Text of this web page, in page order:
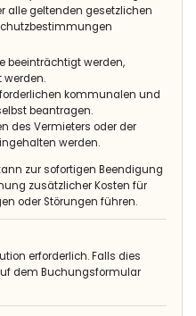
garden and outdoor
the pool could use a
zufrieden, Garten- und
alle geltenden gesetzlichen
beeinträchtigt werden,
kommunalen und
beantragen.
des Vermieters oder der
werden.
zur sofortigen Beendigung
zusätzlicher Kosten für
oder Störungen führen.
erforderlich. Falls dies
dem Buchungsformular